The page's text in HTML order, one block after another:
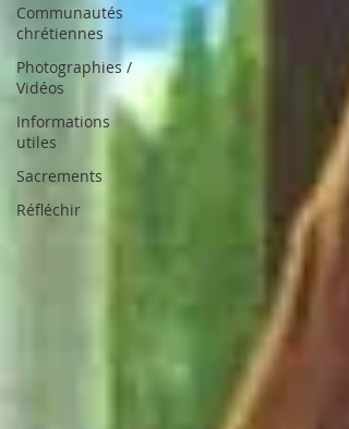
Communautés
chrétiennes
Photographies /
Vidéos
Informations
utiles
Sacrements
Réfléchir